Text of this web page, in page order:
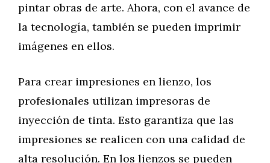
pintar obras de arte. Ahora, con el avance de
la tecnología, también se pueden imprimir
imágenes en ellos.
Para crear impresiones en lienzo, los
profesionales utilizan impresoras de
inyección de tinta. Esto garantiza que las
impresiones se realicen con una calidad de
alta resolución. En los lienzos se pueden